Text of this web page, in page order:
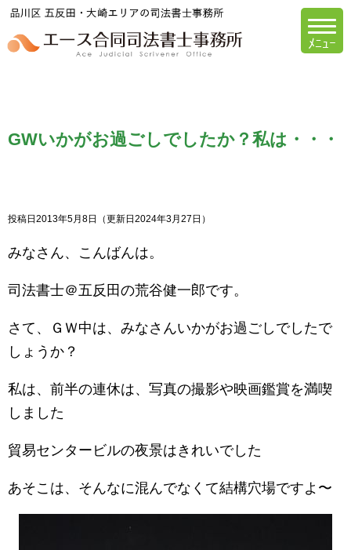
エース合同司法
GWいかがお過ごしでしたか？私は・・・
投稿日2013年5月8日 （更新日2024年3月27日）
みなさん、こんばんは。
司法書士＠五反田の荒谷健一郎です。
さて、ＧＷ中は、みなさんいかがお過ごしでしたで
しょうか？
私は、前半の連休は、写真の撮影や映画鑑賞を満喫
しました
貿易センタービルの夜景はきれいでした
あそこは、そんなに混んでなくて結構穴場ですよ〜